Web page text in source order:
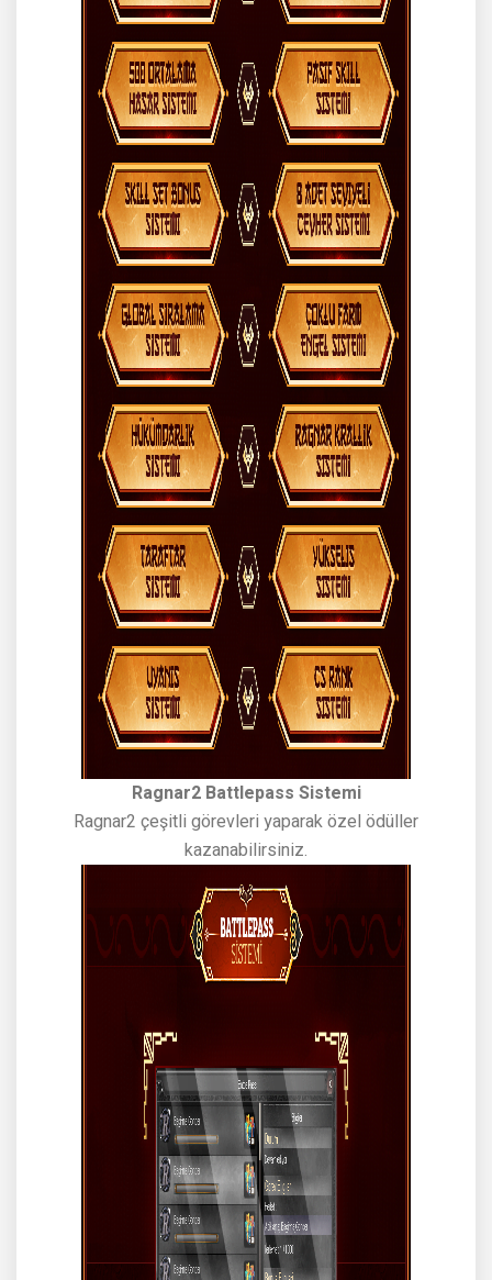
Ragnar2 Battlepass Sistemi
Ragnar2 çeşitli görevleri yaparak özel ödüller
kazanabilirsiniz.